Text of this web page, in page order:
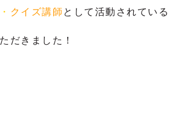
クイズ講師 として活動されている
だきました！